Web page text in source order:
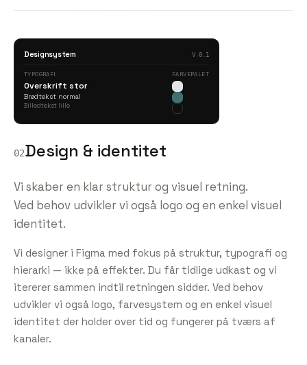
Designsystem V 0.1
TYPOGRAFI
Overskrift stor
Brødtekst normal
Billedtekst lille
FARVEPALET
02Design & identitet
Vi skaber en klar struktur og visuel retning.
Ved behov udvikler vi også logo og en enkel visuel
identitet.
Vi designer i Figma med fokus på struktur, typografi og
hierarki — ikke på effekter. Du får tidlige udkast og vi
itererer sammen indtil retningen sidder. Ved behov
udvikler vi også logo, farvesystem og en enkel visuel
identitet der holder over tid og fungerer på tværs af
kanaler.